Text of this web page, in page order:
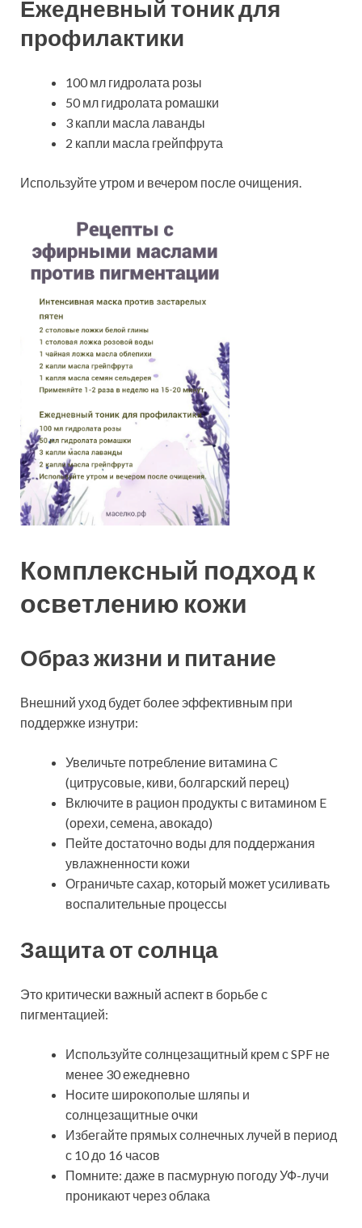
Ежедневный тоник для
профилактики
100 мл гидролата розы
50 мл гидролата ромашки
3 капли масла лаванды
2 капли масла грейпфрута
Используйте утром и вечером после очищения.
Комплексный подход к
осветлению кожи
Образ жизни и питание
Внешний уход будет более эффективным при
поддержке изнутри:
Увеличьте потребление витамина C
(цитрусовые, киви, болгарский перец)
Включите в рацион продукты с витамином E
(орехи, семена, авокадо)
Пейте достаточно воды для поддержания
увлажненности кожи
Ограничьте сахар, который может усиливать
воспалительные процессы
Защита от солнца
Это критически важный аспект в борьбе с
пигментацией:
Используйте солнцезащитный крем с SPF не
менее 30 ежедневно
Носите широкополые шляпы и
солнцезащитные очки
Избегайте прямых солнечных лучей в период
с 10 до 16 часов
Помните: даже в пасмурную погоду УФ-лучи
проникают через облака